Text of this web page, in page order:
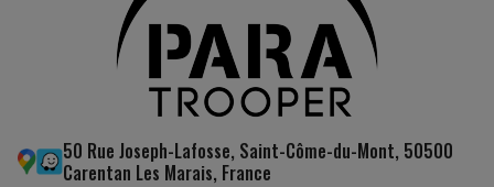
50 Rue Joseph-Lafosse, Saint-Côme-du-Mont, 50500
Carentan Les Marais, France